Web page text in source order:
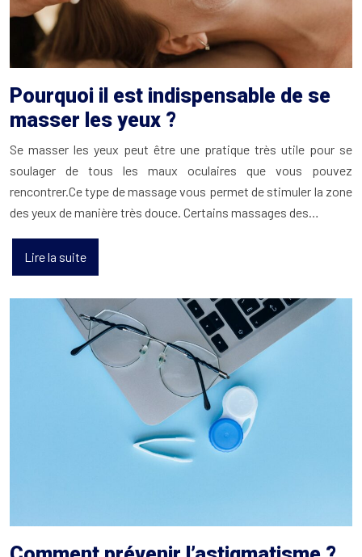
Pourquoi il est indispensable de se
masser les yeux ?
Se masser les yeux peut être une pratique très utile pour se
soulager de tous les maux oculaires que vous pouvez
rencontrer.Ce type de massage vous permet de stimuler la zone
des yeux de manière très douce. Certains massages des…
Lire la suite